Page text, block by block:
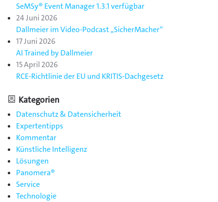
SeMSy® Event Manager 1.3.1 verfügbar
24 Juni 2026
Dallmeier im Video-Podcast „SicherMacher“
17 Juni 2026
AI Trained by Dallmeier
15 April 2026
RCE-Richtlinie der EU und KRITIS-Dachgesetz
Kategorien
Datenschutz & Datensicherheit
Expertentipps
Kommentar
Künstliche Intelligenz
Lösungen
Panomera®
Service
Technologie